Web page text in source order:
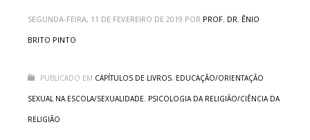
SEGUNDA-FEIRA, 11 DE FEVEREIRO DE 2019 POR PROF. DR. ÊNIO
BRITO PINTO
PUBLICADO EM CAPÍTULOS DE LIVROS, EDUCAÇÃO/ORIENTAÇÃO
SEXUAL NA ESCOLA/SEXUALIDADE, PSICOLOGIA DA RELIGIÃO/CIÊNCIA DA
RELIGIÃO